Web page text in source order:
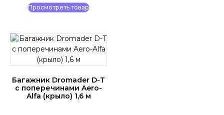
Просмотреть товар
Багажник Dromader D-T
с поперечинами Aero-
Alfa (крыло) 1,6 м